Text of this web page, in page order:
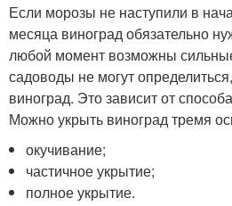
Если морозы не наступили в
месяца виноград обязательно
любой момент возможны
садоводы не могут
виноград. Это зависит от
Можно укрыть виноград тремя
окучивание;
частичное укрытие;
полное укрытие.